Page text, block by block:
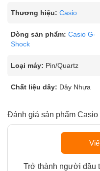
Thương hiệu: Casio
Dòng sản phẩm: Casio G-
Shock
Loại máy: Pin/Quartz
Chất liệu dây: Dây Nhựa
Đánh giá sản phẩm
Trở thành người đầu